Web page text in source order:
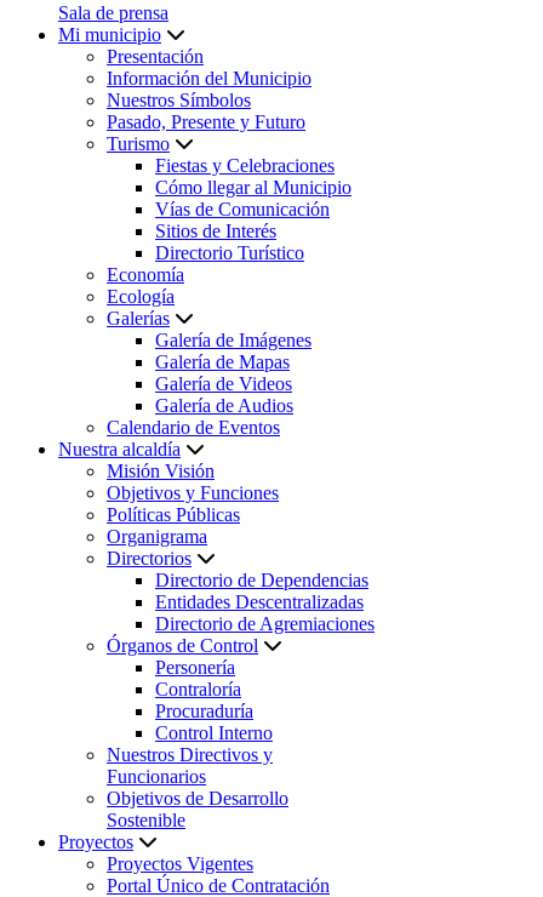
Sala de prensa
Mi municipio
Presentación
Información del Municipio
Nuestros Símbolos
Pasado, Presente y Futuro
Turismo
Fiestas y Celebraciones
Cómo llegar al Municipio
Vías de Comunicación
Sitios de Interés
Directorio Turístico
Economía
Ecología
Galerías
Galería de Imágenes
Galería de Mapas
Galería de Videos
Galería de Audios
Calendario de Eventos
Nuestra alcaldía
Misión Visión
Objetivos y Funciones
Políticas Públicas
Organigrama
Directorios
Directorio de Dependencias
Entidades Descentralizadas
Directorio de Agremiaciones
Órganos de Control
Personería
Contraloría
Procuraduría
Control Interno
Nuestros Directivos y
Funcionarios
Objetivos de Desarrollo
Sostenible
Proyectos
Proyectos Vigentes
Portal Único de Contratación